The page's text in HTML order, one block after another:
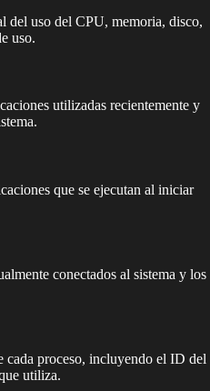
del uso del CPU, memoria, disco,
uso.
utilizadas recientemente y
que se ejecutan al iniciar
conectados al sistema y los
cada proceso, incluyendo el ID del
utiliza.